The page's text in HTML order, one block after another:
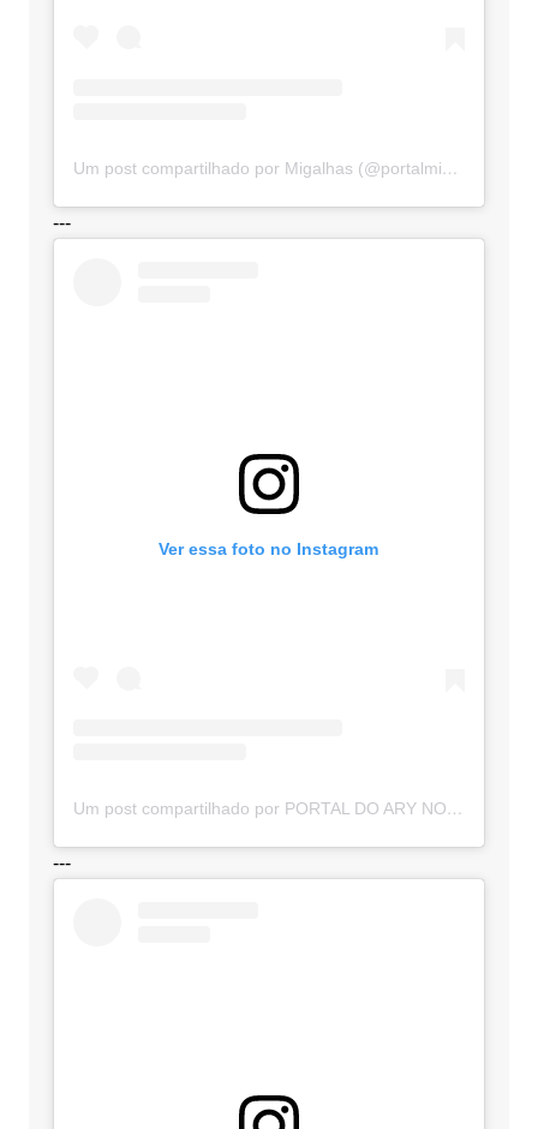
Um post compartilhado por Migalhas (@portalmigalhas)
---
Ver essa foto no Instagram
Um post compartilhado por PORTAL DO ARY NOTÍCIAS (@portaldoarynoticias)
---